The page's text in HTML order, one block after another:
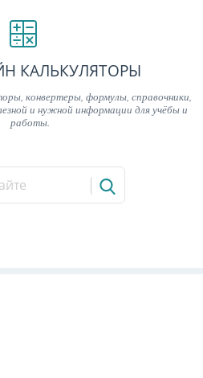
КАЛЬКУЛЯТОРЫ
конвертеры, формулы, справочники,
и нужной информации для учёбы и
работы.